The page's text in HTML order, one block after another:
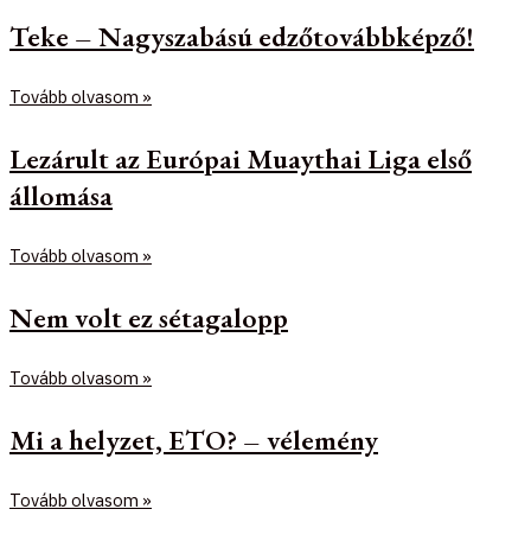
Teke – Nagyszabású edzőtovábbképző!
Tovább olvasom »
Lezárult az Európai Muaythai Liga első
állomása
Tovább olvasom »
Nem volt ez sétagalopp
Tovább olvasom »
Mi a helyzet, ETO? – vélemény
Tovább olvasom »